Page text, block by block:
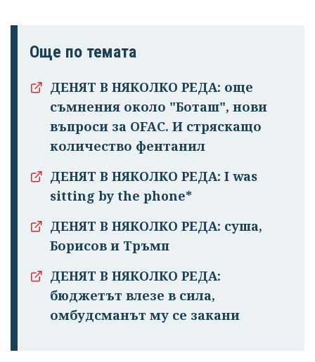
Още по темата
ДЕНЯТ В НЯКОЛКО РЕДА: още
съмнения около "Боташ", нови
въпроси за OFAC. И стряскащо
количество фентанил
ДЕНЯТ В НЯКОЛКО РЕДА: I was
sitting by the phone*
ДЕНЯТ В НЯКОЛКО РЕДА: суша,
Борисов и Тръмп
ДЕНЯТ В НЯКОЛКО РЕДА:
бюджетът влезе в сила,
омбудсманът му се закани